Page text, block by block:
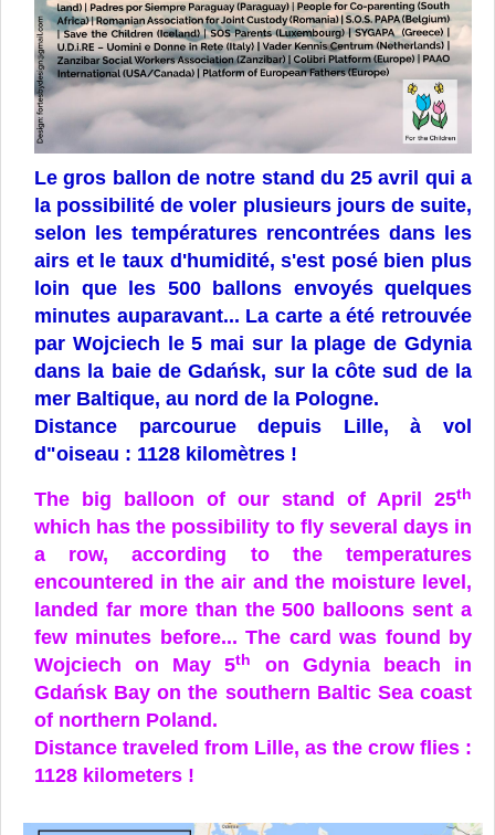
Le gros ballon de notre stand du 25 avril qui a
la possibilité de voler plusieurs jours de suite,
selon les températures rencontrées dans les
airs et le taux d'humidité, s'est posé bien plus
loin que les 500 ballons envoyés quelques
minutes auparavant... La carte a été retrouvée
par Wojciech le 5 mai sur la plage de Gdynia
dans la baie de Gdańsk, sur la côte sud de la
mer Baltique, au nord de la Pologne.
Distance parcourue depuis Lille, à vol
d"oiseau : 1128 kilomètres !
The big balloon of our stand of April 25th
which has the possibility to fly several days in
a row, according to the temperatures
encountered in the air and the moisture level,
landed far more than the 500 balloons sent a
few minutes before... The card was found by
Wojciech on May 5th
on Gdynia beach in
Gdańsk Bay on the southern Baltic Sea coast
of northern Poland.
Distance traveled from Lille, as the crow flies :
1128 kilometers !